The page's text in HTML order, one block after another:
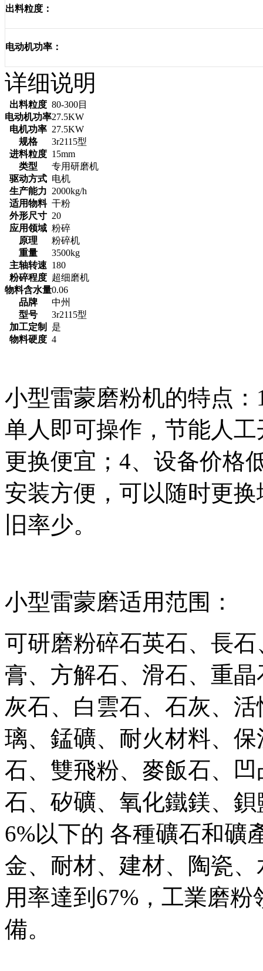
出料粒度：
电动机功率：
详细说明
出料粒度 80-300目
电动机功率27.5KW
电机功率 27.5KW
规格
3r2115型
进料粒度 15mm
类型
专用研磨机
驱动方式 电机
生产能力 2000kg/h
适用物料 干粉
外形尺寸 20
应用领域 粉碎
原理
粉碎机
重量
3500kg
主轴转速 180
粉碎程度 超细磨机
物料含水量0.06
品牌
中州
型号
3r2115型
加工定制
是
物料硬度 4
小型雷蒙磨粉机的特点
单人即可操作，节能人
更换便宜；4、设备价格
安装方便，可以随时更
旧率少。
小型雷蒙磨适用范围：
可研磨粉碎石英石、長
膏、方解石、滑石、重
灰石、白雲石、石灰、
璃、錳礦、耐火材料、
石、雙飛粉、麥飯石、
石、矽礦、氧化鐵鎂、
6%以下的 各種礦石和礦
金、耐材、建材、陶瓷
用率達到67%，工業磨
備。